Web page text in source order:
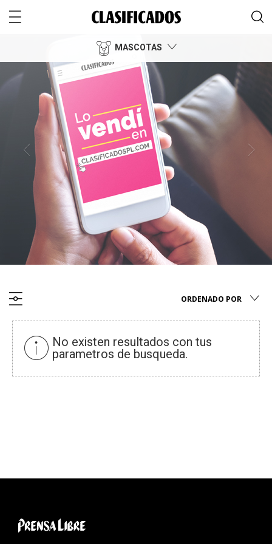
MASCOTAS
ORDENADO POR
No existen resultados con tus
parametros de busqueda.